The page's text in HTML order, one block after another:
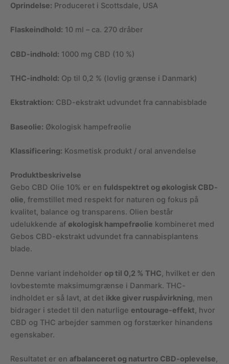
Oprindelse: Produceret i Scottsdale, USA
Flaskeindhold: 10 ml – ca. 270 dråber
CBD-indhold: 1000 mg CBD (10 %)
THC-indhold: Op til 0,2 % (lovlig grænse i Danmark)
Ekstraktion: CBD-ekstrakt udvundet fra cannabisblade
Baseolie: Økologisk hampefrøolie
Klassificering: Kosmetisk produkt / oral anvendelse
Produktbeskrivelse
Gebo CBD Olie 10% er en fuldspektret og økologisk CBD-
olie, fremstillet med respekt for naturen og fokus på
kvalitet, balance og transparens. Olien består
udelukkende af økologisk hampefrøolie kombineret med
Gebos CBD-ekstrakt udvundet fra cannabisplantens
blade.
Denne variant indeholder op til 0,2 % THC , hvilket er den
lovbestemte maksimumgrænse i Danmark. THC-
indholdet er så lavt, at det ikke giver ruspåvirkning , men
bidrager i stedet til den naturlige entourage-effekt , hvor
CBD og THC arbejder sammen og forstærker hinandens
egenskaber.
Resultatet er en afbalanceret og naturtro CBD-oplevelse,